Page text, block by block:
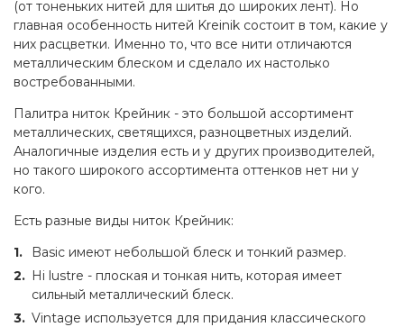
(от тоненьких нитей для шитья до широких лент). Но
главная особенность нитей Kreinik состоит в том, какие у
них расцветки. Именно то, что все нити отличаются
металлическим блеском и сделало их настолько
востребованными.
Палитра ниток Крейник - это большой ассортимент
металлических, светящихся, разноцветных изделий.
Аналогичные изделия есть и у других производителей,
но такого широкого ассортимента оттенков нет ни у
кого.
Есть разные виды ниток Крейник:
Basic имеют небольшой блеск и тонкий размер.
Hi lustre - плоская и тонкая нить, которая имеет
сильный металлический блеск.
Vintage используется для придания классического